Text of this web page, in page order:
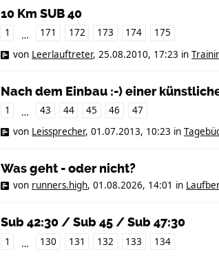
10 Km SUB 40
1 … 171 172 173 174
175
von Leerlauftreter, 25.08.2010, 17:23 in
Nach dem Einbau :-) einer
1 … 43 44 45 46
47
von Leissprecher, 01.07.2013, 10:23 in
Was geht - oder nicht?
von runners.high, 01.08.2026, 14:01 in
Sub 42:30 / Sub 45 / Sub 47:30
1 … 130 131 132 133
134